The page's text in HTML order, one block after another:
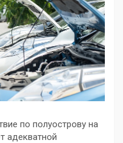
по полуострову на
адекватной